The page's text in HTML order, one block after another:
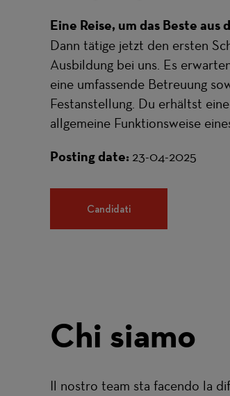
Eine Reise, um das Beste aus
Dann tätige jetzt den ersten
Ausbildung bei uns. Es
eine umfassende Betreuung
Festanstellung. Du erhältst
allgemeine Funktionsweise
Posting date: 23-04-2025
Candidati
Chi siamo
Il nostro team sta facendo la